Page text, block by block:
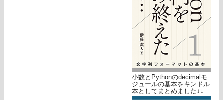
小数とPythonのdecimalモ
ジュールの基本をキンドル
本としてまとめました↓↓